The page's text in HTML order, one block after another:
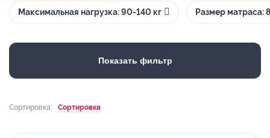
Максимальная нагрузка: 90-140 кг Размер матраса:
Показать фильтр
Сортировка: Сортировка